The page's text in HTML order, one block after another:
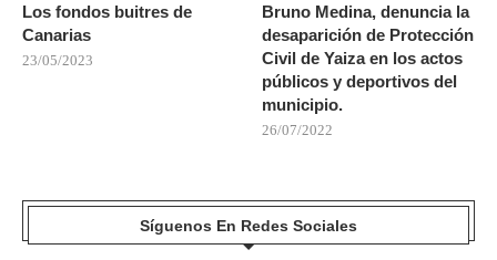
Los fondos buitres de
Canarias
23/05/2023
Bruno Medina, denuncia la
desaparición de Protección
Civil de Yaiza en los actos
públicos y deportivos del
municipio.
26/07/2022
Síguenos En Redes Sociales